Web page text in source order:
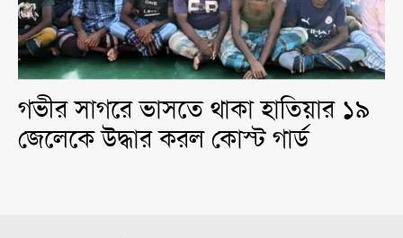
গভীর সাগরে ভাসতে থাকা হাতিয়ার ১৯
জেলেকে উদ্ধার করল কোস্ট গার্ড